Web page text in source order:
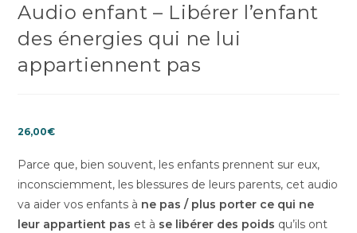
Audio enfant – Libérer l’enfant
des énergies qui ne lui
appartiennent pas
26,00€
Parce que, bien souvent, les enfants prennent sur eux,
inconsciemment, les blessures de leurs parents, cet audio
va aider vos enfants à ne pas / plus porter ce qui ne
leur appartient pas et à se libérer des poids qu’ils ont